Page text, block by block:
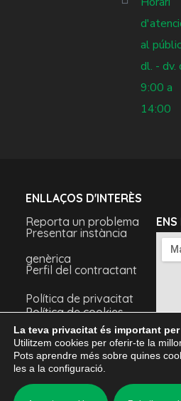
al
dl. - dv.
9:00 a
14:00
ENLLAÇOS D'INTERÈS
Reporta un problema
Presentar instància
genèrica
Perfil del contractant
Política de privacitat
Política de cookies
Avís legal
La teva privacitat és important
Utilitzem cookies per oferir-te la
Pots aprendre més sobre quines
les a la configuració.